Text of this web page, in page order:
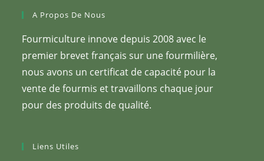
A Propos De Nous
Fourmiculture innove depuis 2008 avec le
premier brevet français sur une fourmilière,
nous avons un certificat de capacité pour la
vente de fourmis et travaillons chaque jour
pour des produits de qualité.
Liens Utiles